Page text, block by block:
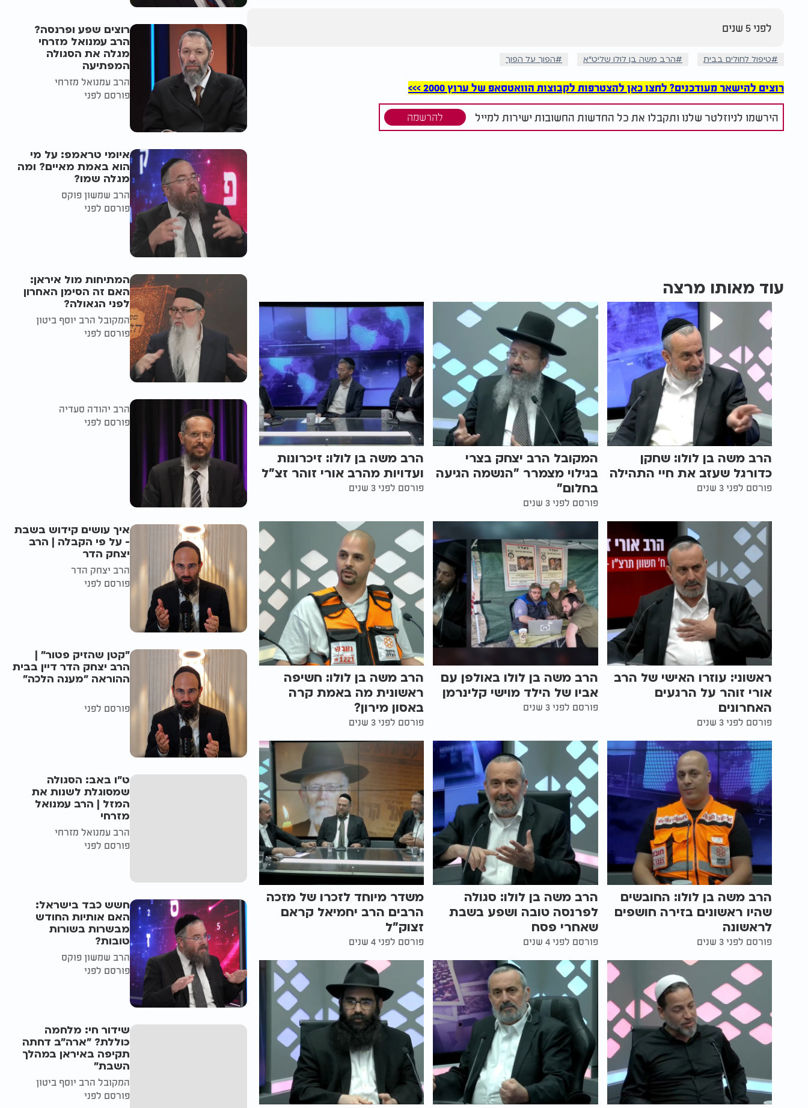
לפני 5 שנים
טיפול לחולים בבית הרב משה בן לולו שליט"א הפוך על הפוך
רוצים להישאר מעודכנים? לחצו כאן להצטרפות לקבוצות הוואטסאפ של ערוץ 2000 >>>
הירשמו לניוזלטר שלנו ותקבלו את כל החדשות החשובות ישירות למייל להרשמה
עוד מאותו מרצה
הרב משה בן לולו: שחקן
כדורגל שעזב את חיי התהילה
פורסם לפני 3 שנים
המקובל הרב יצחק בצרי
בגילוי מצמרר "הנשמה הגיעה
בחלום"
פורסם לפני 3 שנים
הרב משה בן לולו: זיכרונות
ועדויות מהרב אורי זוהר זצ"ל
פורסם לפני 3 שנים
ראשוני: עוזרו האישי של הרב
אורי זוהר על הרגעים
האחרונים
פורסם לפני 3 שנים
הרב משה בן לולו באולפן עם
אביו של הילד מוישי קלינרמן
פורסם לפני 3 שנים
הרב משה בן לולו: חשיפה
ראשונית מה באמת קרה
באסון מירון?
פורסם לפני 3 שנים
הרב משה בן לולו: החובשים
שהיו ראשונים בזירה חושפים
לראשונה
פורסם לפני 3 שנים
הרב משה בן לולו: סגולה
לפרנסה טובה ושפע בשבת
שאחרי פסח
פורסם לפני 4 שנים
משדר מיוחד לזכרו של מזכה
הרבים הרב יחמיאל קראם
זצוק"ל
פורסם לפני 4 שנים
רוצים שפע ופרנסה?
הרב עמנואל מזרחי
מגלה את הסגולה
המפתיעה
הרב עמנואל מזרחי
פורסם לפני
איומי טראמפ: על מי
הוא באמת מאיים? ומה
מגלה שמו?
הרב שמשון פוקס
פורסם לפני
המתיחות מול איראן:
האם זה הסימן האחרון
לפני הגאולה?
המקובל הרב יוסף ביטון
פורסם לפני
הרב יהודה סעדיה
פורסם לפני
איך עושים קידוש בשבת
- על פי הקבלה | הרב
יצחק הדר
הרב יצחק הדר
פורסם לפני
"קטן שהזיק פטור" |
הרב יצחק הדר דיין בבית
ההוראה "מענה הלכה"
פורסם לפני
ט"ו באב: הסגולה
שמסוגלת לשנות את
המזל | הרב עמנואל
מזרחי
הרב עמנואל מזרחי
פורסם לפני
חשש כבד בישראל:
האם אותיות החודש
מבשרות בשורות
טובות?
הרב שמשון פוקס
פורסם לפני
שידור חי: מלחמה
כוללת? ״ארה"ב דחתה
תקיפה באיראן במהלך
השבת״
המקובל הרב יוסף ביטון
פורסם לפני